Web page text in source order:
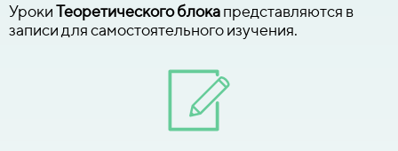
УрокиТеоретического блокапредставляются в
записи для самостоятельного изучения.